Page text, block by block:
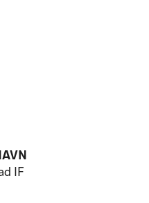
IF